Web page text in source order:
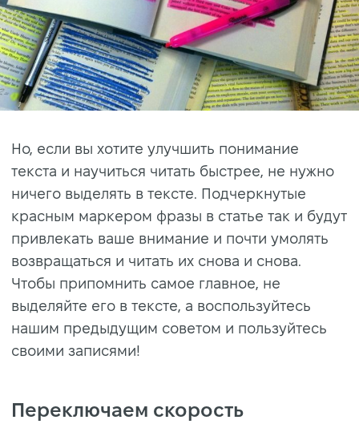
Но, если вы хотите улучшить понимание
текста и научиться читать быстрее, не нужно
ничего выделять в тексте. Подчеркнутые
красным маркером фразы в статье так и будут
привлекать ваше внимание и почти умолять
возвращаться и читать их снова и снова.
Чтобы припомнить самое главное, не
выделяйте его в тексте, а воспользуйтесь
нашим предыдущим советом и пользуйтесь
своими записями!
Переключаем скорость